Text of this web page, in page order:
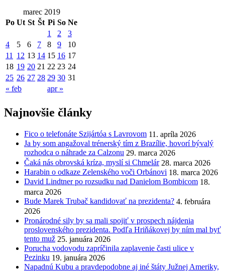
marec 2019
Po Ut St Št Pi So Ne
« feb apr »
1 2
3
4
5 6 7 8 9
10
11
12 13 14 15 16 17
18 19 20 21 22 23 24
25 26 27 28 29 30 31
Najnovšie články
Fico o telefonáte Szijártóa s Lavrovom 11. apríla 2026
Ja by som angažoval trénerský tím z Brazílie, hovorí bývalý
rozhodca o náhrade za Calzonu 29. marca 2026
Čaká nás obrovská kríza, myslí si Chmelár 28. marca 2026
Harabin o odkaze Zelenského voči Orbánovi 18. marca 2026
David Lindtner po rozsudku nad Danielom Bombicom 18.
marca 2026
Bude Marek Trubač kandidovať na prezidenta? 4. februára
2026
Pronárodné sily by sa mali spojiť v prospech nájdenia
proslovenského prezidenta. Podľa Hriňákovej by ním mal byť
tento muž 25. januára 2026
Porucha vodovodu zapríčinila zaplavenie časti ulice v
Pezinku 19. januára 2026
Napadnú Kubu a pravdepodobne aj iné štáty Južnej Ameriky,